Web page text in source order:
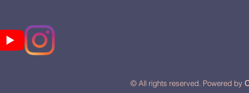
© All rights reserved. Powered by